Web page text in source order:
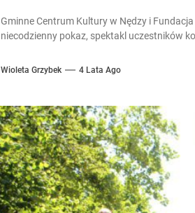
Gminne Centrum Kultury w Nędzy i
niecodzienny pokaz, spektakl uczestników
Wioleta Grzybek 4 Lata Ago